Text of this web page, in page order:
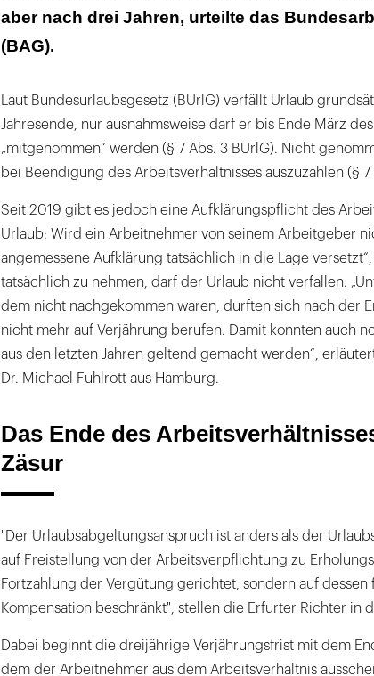
aber nach drei Jahren, urteilte das
(BAG).
Laut Bundesurlaubsgesetz (BUrlG) verfällt Urlaub
Jahresende, nur ausnahmsweise darf er bis Ende März
„mitgenommen“ werden (§ 7 Abs. 3 BUrlG). Nicht
bei Beendigung des Arbeitsverhältnisses auszuzahlen (§ 7
Seit 2019 gibt es jedoch eine Aufklärungspflicht des
Urlaub: Wird ein Arbeitnehmer von seinem Arbeitgeber
angemessene Aufklärung tatsächlich in die Lage
tatsächlich zu nehmen, darf der Urlaub nicht verfallen.
dem nicht nachgekommen waren, durften sich nach der
nicht mehr auf Verjährung berufen. Damit konnten auch
aus den letzten Jahren geltend gemacht werden“,
Dr. Michael Fuhlrott aus Hamburg.
Das Ende des
Zäsur
"Der Urlaubsabgeltungsanspruch ist anders als der
auf Freistellung von der Arbeitsverpflichtung zu
Fortzahlung der Vergütung gerichtet, sondern auf dessen
Kompensation beschränkt", stellen die Erfurter Richter in
Dabei beginnt die dreijährige Verjährungsfrist mit dem
dem der Arbeitnehmer aus dem Arbeitsverhältnis